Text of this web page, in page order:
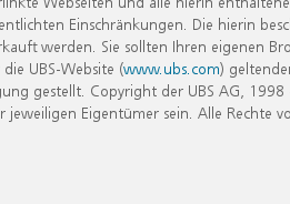
Einschränkungen. Die hierin
werden. Sie sollten Ihren eigenen
UBS-Website (www.ubs.com)
gestellt. Copyright der UBS AG,
Eigentümer sein. Alle Rechte